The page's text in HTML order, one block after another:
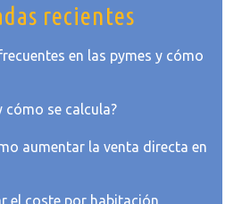
recientes
en las pymes y cómo
cómo se calcula?
aumentar la venta directa en
el coste por habitación